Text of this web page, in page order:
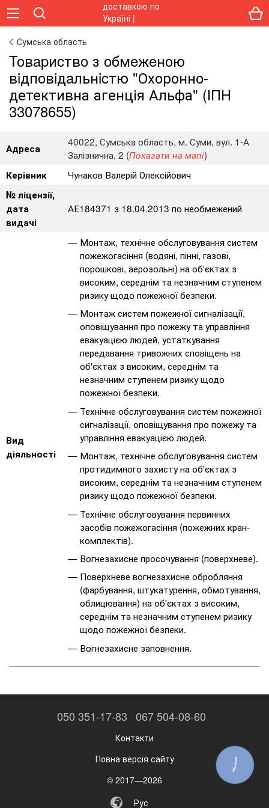
Сумська область
Toвapиcтвo з oбмeжeнoю
вiдпoвiдaльнicтю "Охоронно-
детективна агенція Альфа" (ІПН
33078655)
Адреса
40022, Сумська область, м. Суми, вул. 1-А
Залізнична, 2 (Показати на мапі)
Керівник
Чунаков Валерій Олексійович
№ ліцензії,
дата
видачі
АЕ184371 з 18.04.2013 по необмежений
Вид
діяльності
Монтаж, технічне обслуговування систем
пожежогасіння (водяні, пінні, газові,
порошкові, аерозольні) на об'єктах з
високим, середнім та незначним ступенем
ризику щодо пожежної безпеки.
Монтаж систем пожежної сигналізації,
оповіщування про пожежу та управління
евакуацією людей, устаткування
передавання тривожних сповіщень на
об'єктах з високим, середнім та
незначним ступенем ризику щодо
пожежної безпеки.
Технічне обслуговування систем пожежної
сигналізації, оповіщування про пожежу та
управління евакуацією людей.
Монтаж, технічне обслуговування систем
протидимного захисту на об'єктах з
високим, середнім та незначним ступенем
ризику щодо пожежної безпеки.
Технічне обслуговування первинних
засобів пожежогасіння (пожежних кран-
комплектів).
Вогнезахисне просочування (поверхневе).
Поверхневе вогнезахисне обробляння
(фарбування, штукатурення, обмотування,
облицювання) на об'єктах з високим,
середнім та незначним ступенем ризику
щодо пожежної безпеки.
Вогнезахисне заповнення.
050 351-17-83 067 504-08-60
Контакти
Повна версія сайту
© 2017—2026
Рус
КНОПКА
ЗВ'ЯЗКУ